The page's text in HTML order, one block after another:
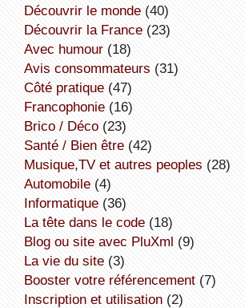
découvrir le monde(40)
découvrir la France(23)
avec humour(18)
avis consommateurs (31)
côté pratique(47)
Francophonie(16)
Brico / Déco(23)
Santé / Bien être(42)
Musique,TV et autres peoples (28)
Automobile(4)
informatique(36)
la tête dans le code(18)
Blog ou site avec PluXml (9)
la vie du site(3)
booster votre référencement(7)
inscription et utilisation(2)